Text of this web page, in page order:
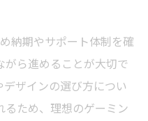
納期やサポート体制を確
ら進めることが大切で
ザインの選び方につい
ため、理想のゲーミン